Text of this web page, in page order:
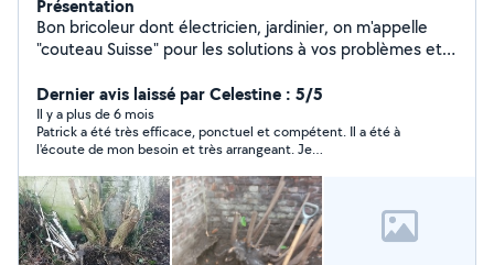
Présentation
Bon bricoleur dont électricien, jardinier, on m'appelle
"couteau Suisse" pour les solutions à vos problèmes et
travaux d'intérieurs d'extérieur, Dispo tous les Week-end
et lundis.
Dernier avis laissé par Celestine : 5/5
Il y a plus de 6 mois
Patrick a été très efficace, ponctuel et compétent. Il a été à
l'écoute de mon besoin et très arrangeant. Je